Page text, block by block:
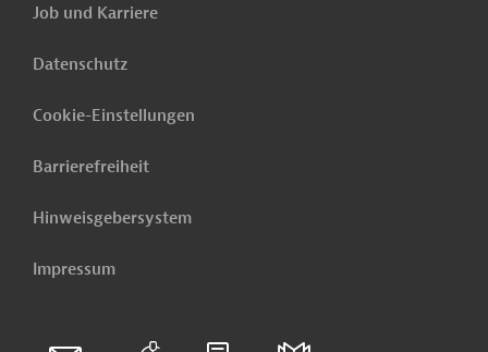
Job und Karriere
Datenschutz
Cookie-Einstellungen
Barrierefreiheit
Hinweisgebersystem
Impressum